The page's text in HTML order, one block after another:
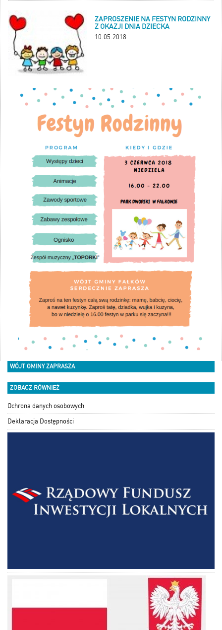
ZAPROSZENIE NA FESTYN RODZINNY
Z OKAZJI DNIA DZIECKA
10.05.2018
WÓJT GMINY ZAPRASZA
ZOBACZ RÓWNIEŻ
Ochrona danych osobowych
Deklaracja Dostępności